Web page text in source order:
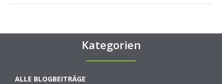
Kategorien
ALLE BLOGBEITRÄGE